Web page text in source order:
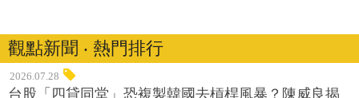
觀點新聞 ‧ 熱門排行
2026.07.28
台股「四貸同堂」恐複製韓國去槓桿風暴？陳威良揭